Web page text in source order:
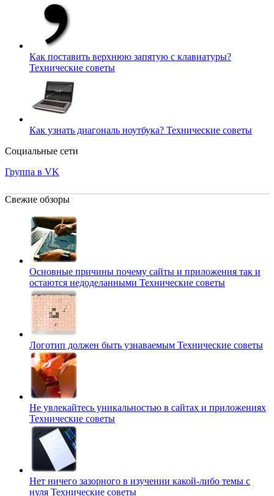
Как поставить верхнюю запятую с клавиатуры?
Технические советы
Как узнать диагональ ноутбука? Технические советы
Социальные сети
Группа в VK
Свежие обзоры
Основные причины почему сайты и приложения так и
остаются недоделанными Технические советы
Логотип должен быть узнаваемым Технические советы
Не увлекайтесь уникальностью в сайтах и приложениях
Технические советы
Нет ничего зазорного в изучении какой-либо темы с
нуля Технические советы